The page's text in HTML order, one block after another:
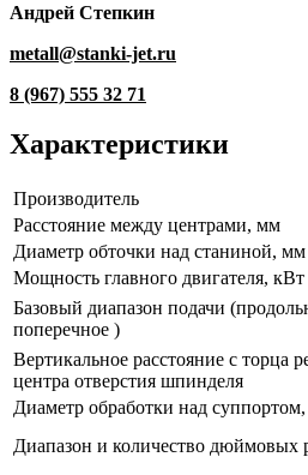
Андрей Степкин
metall@stanki-jet.ru
8 (967) 555 32 71
Характеристики
Производитель
Расстояние между центрами, мм
Диаметр обточки над станиной, мм
Мощность главного двигателя, кВт
Базовый диапазон подачи
поперечное )
Вертикальное расстояние с торца
центра отверстия шпинделя
Диаметр обработки над
Диапазон и количество дюймовых